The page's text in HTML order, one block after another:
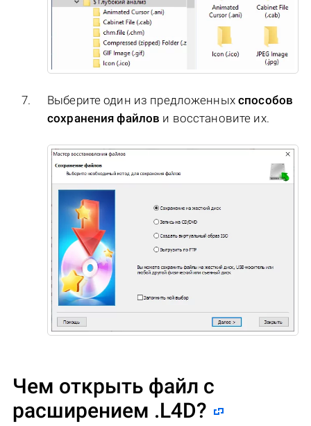
Выберите один из предложенных способов
сохранения файлов и восстановите их.
Чем открыть файл с
расширением .L4D?